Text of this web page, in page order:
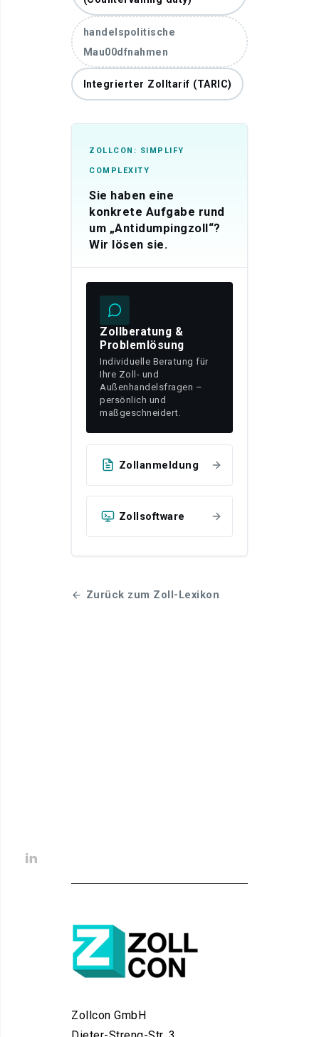
handelspolitische
Mau00dfnahmen
Integrierter Zolltarif (TARIC)
ZOLLCON: SIMPLIFY
COMPLEXITY
Sie haben eine
konkrete Aufgabe rund
um „Antidumpingzoll“?
Wir lösen sie.
Zollberatung &
Problemlösung
Individuelle Beratung für
Ihre Zoll- und
Außenhandelsfragen –
persönlich und
maßgeschneidert.
Zollanmeldung
Zollsoftware
Zurück zum Zoll-Lexikon
Zollcon GmbH